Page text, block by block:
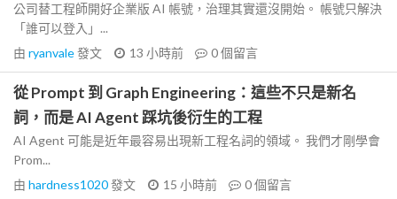
公司替工程師開好企業版 AI 帳號，治理其實還沒開始。 帳號只解決
「誰可以登入」...
由 ryanvale發文 13 小時前 0個留言
從 Prompt 到 Graph Engineering：這些不只是新名
詞，而是 AI Agent 踩坑後衍生的工程
AI Agent 可能是近年最容易出現新工程名詞的領域。 我們才剛學會
Prom...
由 hardness1020發文 15 小時前 0個留言